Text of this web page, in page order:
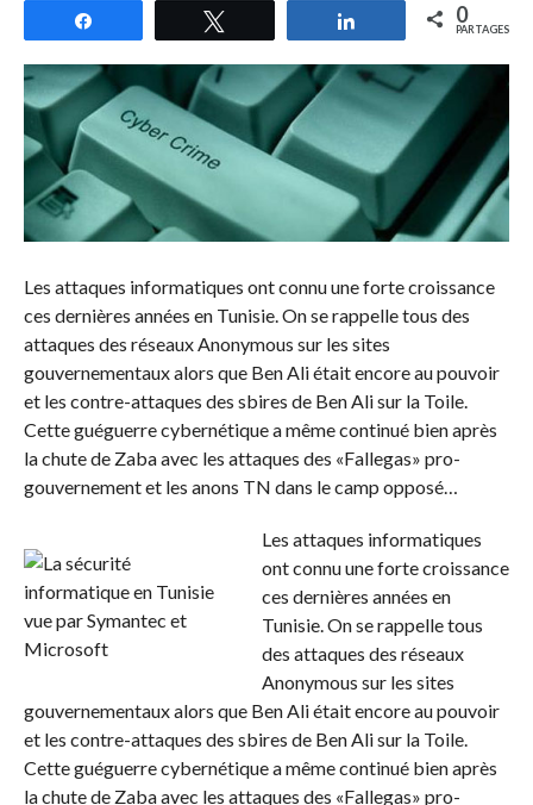
Partagez 0
PARTAGES
Les attaques informatiques ont connu une forte croissance
ces dernières années en Tunisie. On se rappelle tous des
attaques des réseaux Anonymous sur les sites
gouvernementaux alors que Ben Ali était encore au pouvoir
et les contre-attaques des sbires de Ben Ali sur la Toile.
Cette guéguerre cybernétique amêmecontinué bien après
la chute de Zaba avec les attaques des «Fallegas» pro-
gouvernement et les anons TN dans le camp opposé…
Les attaques informatiques
ont connu une forte croissance
ces dernières années en
Tunisie. On se rappelle tous
des attaques des réseaux
Anonymous sur les sites
gouvernementaux alors que Ben Ali était encore au pouvoir
et les contre-attaques des sbires de Ben Ali sur la Toile.
Cette guéguerre cybernétique amêmecontinué bien après
la chute de Zaba avec les attaques des «Fallegas» pro-